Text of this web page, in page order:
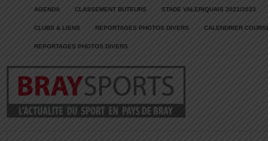
AGENDA CLASSEMENT BUTEURS STADE VALERIQUAIS 2022/2023
CLUBS & LIENS REPORTAGES PHOTOS DIVERS CALENDRIER
REPORTAGES PHOTOS DIVERS